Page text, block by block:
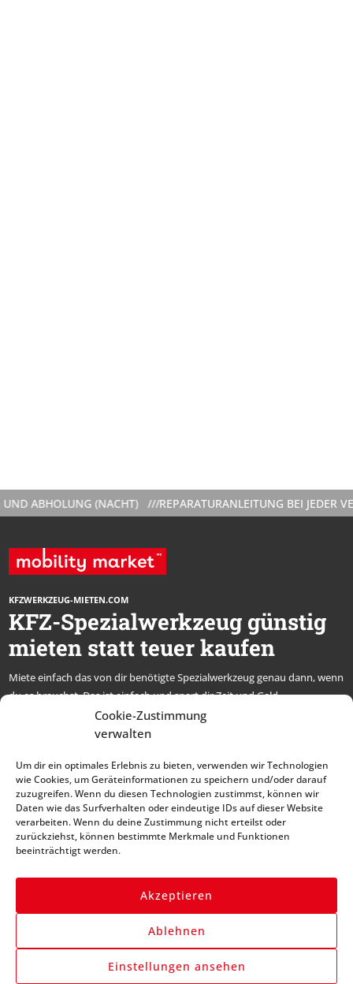
Cookie-Zustimmung
verwalten
Um dir ein optimales Erlebnis zu bieten, verwenden wir Technologien
wie Cookies, um Geräteinformationen zu speichern und/oder darauf
zuzugreifen. Wenn du diesen Technologien zustimmst, können wir
Daten wie das Surfverhalten oder eindeutige IDs auf dieser Website
verarbeiten. Wenn du deine Zustimmung nicht erteilst oder
zurückziehst, können bestimmte Merkmale und Funktionen
beeinträchtigt werden.
Akzeptieren
Ablehnen
Einstellungen ansehen
ABHOLUNG (NACHT) ///REPARATURANLEITUNG BEI JEDER
KFZWERKZEUG-MIETEN.COM
KFZ-Spezialwerkzeug günstig
mieten statt teuer kaufen
Miete einfach das von dir benötigte Spezialwerkzeug genau dann, wenn
du es brauchst. Das ist einfach und spart dir Zeit und Geld.
* alle Preise netto, zzgl. MwSt.
Newsletter und bleibe
immer auf dem Laufenden